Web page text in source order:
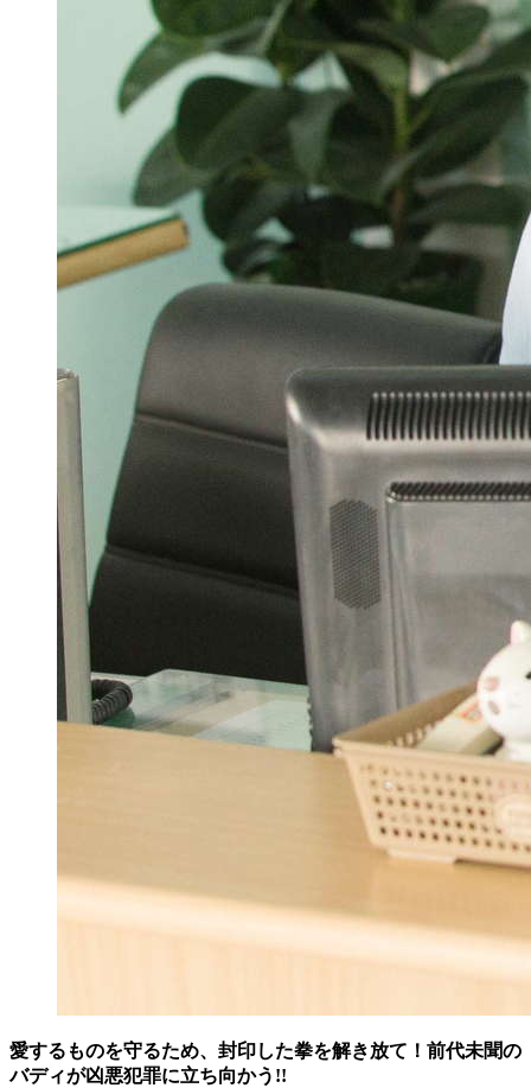
愛するものを守るため、封印した拳を解き放て！前代未聞の
バディが凶悪犯罪に立ち向かう!!